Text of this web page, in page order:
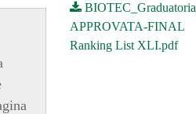
BIOTEC_Graduatoria
APPROVATA-FINAL
Ranking List XLI.pdf